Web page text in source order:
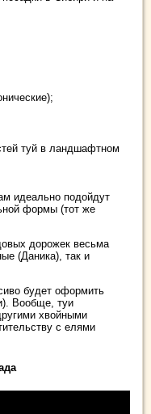
туй в ландшафтном
идеально подойдут
формы (тот же
дорожек весьма
(Даника), так и
будет оформить
Вообще, туи
хвойными
с елями